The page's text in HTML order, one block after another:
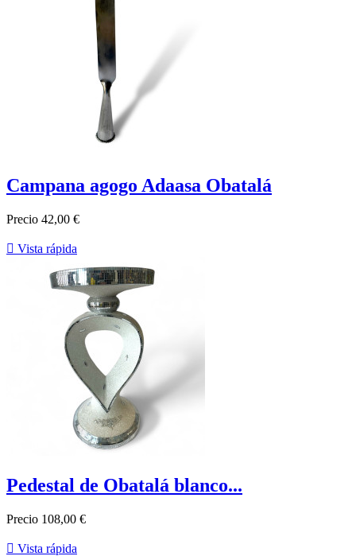
Campana agogo Adaasa Obatalá
Precio 42,00 €
 Vista rápida
Pedestal de Obatalá blanco...
Precio 108,00 €
 Vista rápida